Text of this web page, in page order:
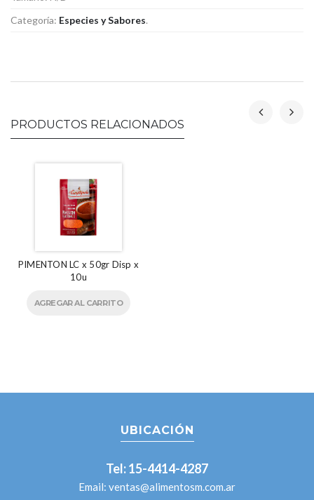
Categoría: Especies y Sabores.
PRODUCTOS RELACIONADOS
PIMENTON LC x 50gr Disp x
10u
AGREGAR AL CARRITO
UBICACIÓN
Tel: 15-4414-4287
Email: ventas@alimentosm.com.ar